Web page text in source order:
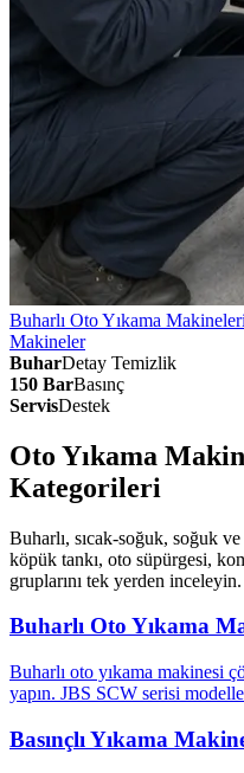
Buharlı Oto Yıkama Makineleri
Makineler
BuharDetay Temizlik
150 BarBasınç
ServisDestek
Oto Yıkama
Kategorileri
Buharlı, sıcak-soğuk, soğuk
köpük tankı, oto süpürgesi,
gruplarını tek yerden inceleyin.
Buharlı Oto Yıkama
Buharlı oto yıkama makinesi
yapın. JBS SCW serisi
Basınçlı Yıkama